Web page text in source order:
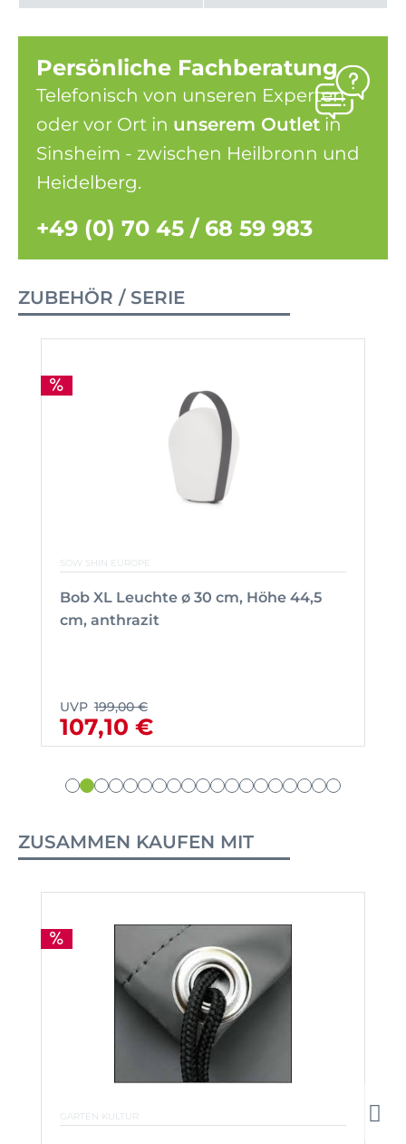
Persönliche Fachberatung
Telefonisch von unseren Experten
oder vor Ort in unserem Outlet in
Sinsheim - zwischen Heilbronn und
Heidelberg.
+49 (0) 70 45 / 68 59 983
ZUBEHÖR / SERIE
SOW SHIN EUROPE
Bob XL Leuchte ø 30 cm, Höhe 44,5
cm, anthrazit
UVP 199,00 €
107,10 €
ZUSAMMEN KAUFEN MIT
GARTEN KULTUR